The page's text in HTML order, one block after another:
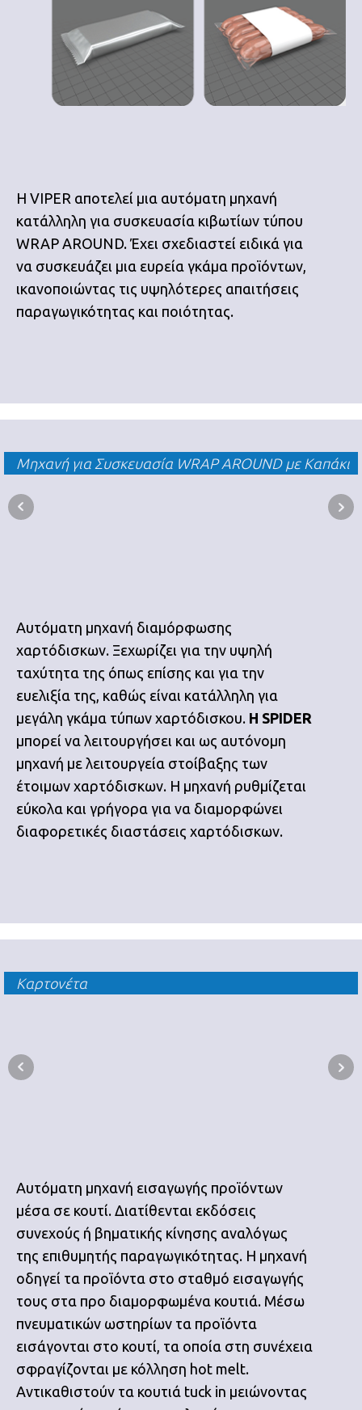
Η VIPER αποτελεί μια αυτόματη μηχανή
κατάλληλη για συσκευασία κιβωτίων τύπου
WRAP AROUND. Έχει σχεδιαστεί ειδικά για
να συσκευάζει μια ευρεία γκάμα προϊόντων,
ικανοποιώντας τις υψηλότερες απαιτήσεις
παραγωγικότητας και ποιότητας.
Μηχανή για Συσκευασία WRAP AROUND με Καπάκι
Αυτόματη μηχανή διαμόρφωσης
χαρτόδισκων. Ξεχωρίζει για την υψηλή
ταχύτητα της όπως επίσης και για την
ευελιξία της, καθώς είναι κατάλληλη για
μεγάλη γκάμα τύπων χαρτόδισκου. Η SPIDER
μπορεί να λειτουργήσει και ως αυτόνομη
μηχανή με λειτουργεία στοίβαξης των
έτοιμων χαρτόδισκων. Η μηχανή ρυθμίζεται
εύκολα και γρήγορα για να διαμορφώνει
διαφορετικές διαστάσεις χαρτόδισκων.
Καρτονέτα
Αυτόματη μηχανή εισαγωγής προϊόντων
μέσα σε κουτί. Διατίθενται εκδόσεις
συνεχούς ή βηματικής κίνησης αναλόγως
της επιθυμητής παραγωγικότητας. Η μηχανή
οδηγεί τα προϊόντα στο σταθμό εισαγωγής
τους στα προ διαμορφωμένα κουτιά. Μέσω
πνευματικών ωστηρίων τα προϊόντα
εισάγονται στο κουτί, τα οποία στη συνέχεια
σφραγίζονται με κόλληση hot melt.
Αντικαθιστούν τα κουτιά tuck in μειώνοντας